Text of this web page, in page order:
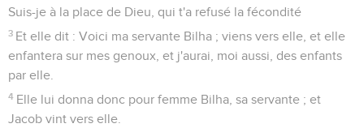
Suis-je à la place de Dieu, qui t'a refusé la fécondité
3 Et elle dit : Voici ma servante Bilha ; viens vers elle, et elle
enfantera sur mes genoux, et j'aurai, moi aussi, des enfants
par elle.
4 Elle lui donna donc pour femme Bilha, sa servante ; et
Jacob vint vers elle.